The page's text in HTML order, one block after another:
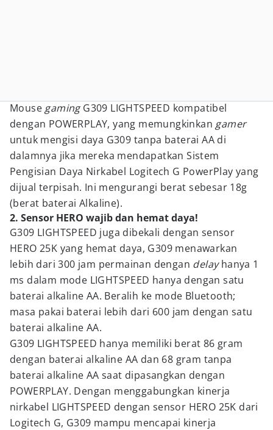
Mouse gamingG309 LIGHTSPEED kompatibel
dengan POWERPLAY, yang memungkinkan gamer
untuk mengisi daya G309 tanpa baterai AA di
dalamnya jika mereka mendapatkan Sistem
Pengisian Daya Nirkabel Logitech G PowerPlay yang
dijual terpisah. Ini mengurangi berat sebesar 18g
(berat baterai Alkaline).
2. Sensor HERO wajib dan hemat daya!
G309 LIGHTSPEED juga dibekali dengan sensor
HERO 25K yang hemat daya, G309 menawarkan
lebih dari 300 jam permainan dengan delayhanya 1
ms dalam mode LIGHTSPEED hanya dengan satu
baterai alkaline AA. Beralih ke mode Bluetooth;
masa pakai baterai lebih dari 600 jam dengan satu
baterai alkaline AA.
G309 LIGHTSPEED hanya memiliki berat 86 gram
dengan baterai alkaline AA dan 68 gram tanpa
baterai alkaline AA saat dipasangkan dengan
POWERPLAY. Dengan menggabungkan kinerja
nirkabel LIGHTSPEED dengan sensor HERO 25K dari
Logitech G, G309 mampu mencapai kinerja